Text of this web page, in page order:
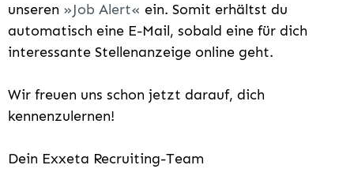
unseren
Job Alert
ein. Somit erhältst du
automatisch eine E-Mail, sobald eine für dich
interessante Stellenanzeige online geht.
Wir freuen uns schon jetzt darauf, dich
kennenzulernen!
Dein Exxeta Recruiting-Team